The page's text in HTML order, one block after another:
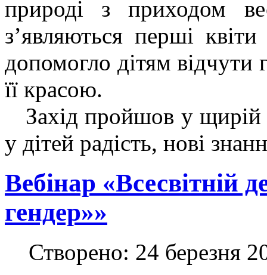
природі з приходом
з’являються перші
допомогло дітям відчути
її красою.
Захід пройшов у щирій
у дітей радість, нові
Вебінар «Всесвітній
гендер»»
Створено: 24 березня